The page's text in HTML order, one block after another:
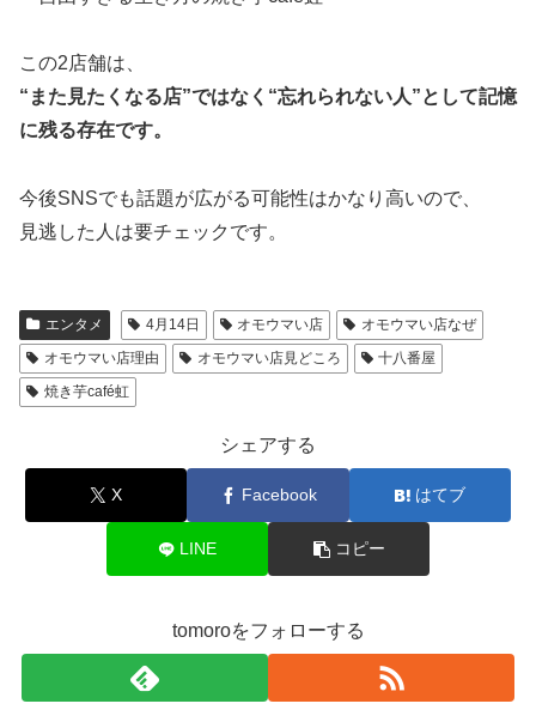
この2店舗は、
“また見たくなる店”ではなく“忘れられない人”として記憶
に残る存在です。
今後SNSでも話題が広がる可能性はかなり高いので、
見逃した人は要チェックです。
エンタメ 4月14日 オモウマい店
オモウマい店なぜ
オモウマい店理由
オモウマい店見どころ
十八番屋
焼き芋café虹
シェアする
X Facebook はてブ
LINE コピー
tomoroをフォローする